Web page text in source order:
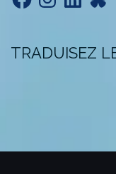
TRADUISEZ